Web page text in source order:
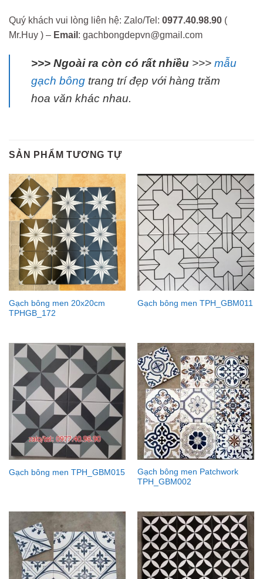
Quý khách vui lòng liên hệ: Zalo/Tel: 0977.40.98.90 (
Mr.Huy ) – Email : gachbongdepvn@gmail.com
>>> Ngoài ra còn có rất nhiều >>> mẫu
gạch bông trang trí đẹp với hàng trăm
hoa văn khác nhau.
SẢN PHẨM TƯƠNG TỰ
Gạch bông men 20x20cm
TPHGB_172
Gạch bông men TPH_GBM011
Gạch bông men TPH_GBM015
Gạch bông men Patchwork
TPH_GBM002